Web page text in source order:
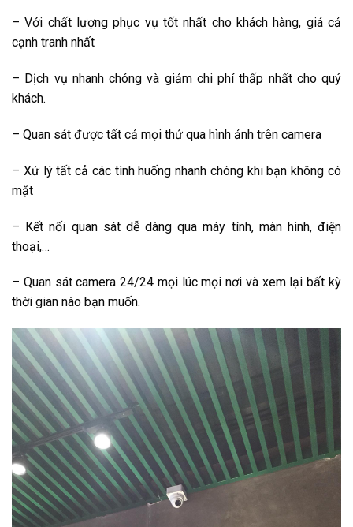
– Với chất lượng phục vụ tốt nhất cho khách hàng, giá cả
cạnh tranh nhất
– Dịch vụ nhanh chóng và giảm chi phí thấp nhất cho quý
khách.
– Quan sát được tất cả mọi thứ qua hình ảnh trên camera
– Xứ lý tất cả các tình huống nhanh chóng khi bạn không có
mặt
– Kết nối quan sát dễ dàng qua máy tính, màn hình, điện
thoại,…
– Quan sát camera 24/24 mọi lúc mọi nơi và xem lại bất kỳ
thời gian nào bạn muốn.